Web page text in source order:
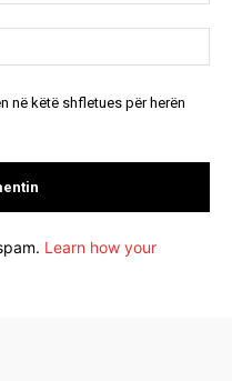
në këtë shfletues për herën
Learn how your